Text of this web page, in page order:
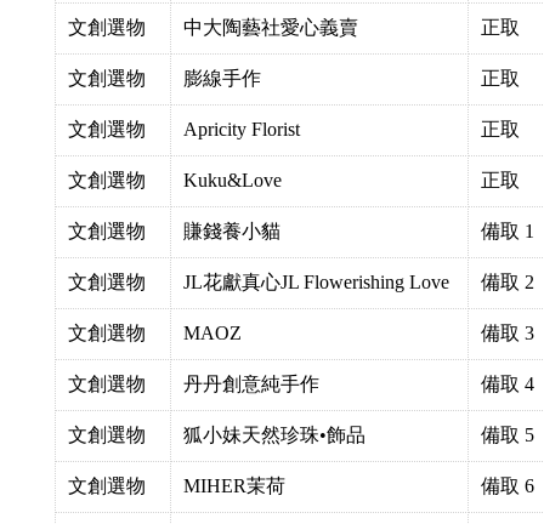
文創選物 中大陶藝社愛心義賣 正取
文創選物 膨線手作 正取
文創選物 Apricity Florist 正取
文創選物 Kuku&Love 正取
文創選物 賺錢養小貓 備取 1
文創選物 JL花獻真心JL Flowerishing Love 備取 2
文創選物 MAOZ 備取 3
文創選物 丹丹創意純手作 備取 4
文創選物 狐小妹天然珍珠•飾品 備取 5
文創選物 MIHER茉荷 備取 6